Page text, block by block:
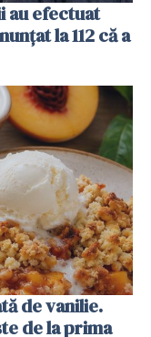
au efectuat
la 112 că a
de vanilie.
de la prima